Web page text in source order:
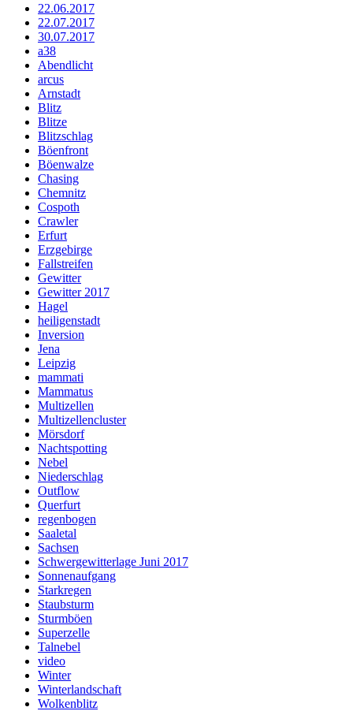
22.06.2017
22.07.2017
30.07.2017
a38
Abendlicht
arcus
Arnstadt
Blitz
Blitze
Blitzschlag
Böenfront
Böenwalze
Chasing
Chemnitz
Cospoth
Crawler
Erfurt
Erzgebirge
Fallstreifen
Gewitter
Gewitter 2017
Hagel
heiligenstadt
Inversion
Jena
Leipzig
mammati
Mammatus
Multizellen
Multizellencluster
Mörsdorf
Nachtspotting
Nebel
Niederschlag
Outflow
Querfurt
regenbogen
Saaletal
Sachsen
Schwergewitterlage Juni 2017
Sonnenaufgang
Starkregen
Staubsturm
Sturmböen
Superzelle
Talnebel
video
Winter
Winterlandschaft
Wolkenblitz